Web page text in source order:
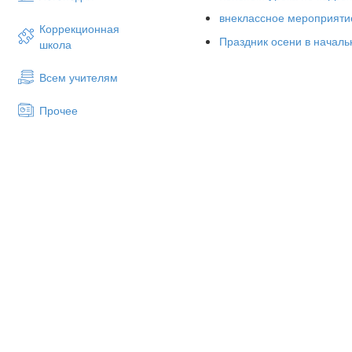
Коррекционная
школа
Всем учителям
Прочее
Наклоняя ветки, рвет,
А в бочонки и в кувшины
К нам, ребята, в огород?
внеклассное
Праздник осени в